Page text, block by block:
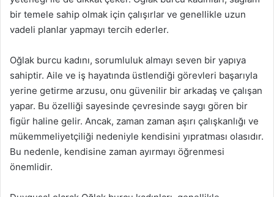
bir temele sahip olmak için çalışırlar ve genellikle uzun
vadeli planlar yapmayı tercih ederler.
Oğlak burcu kadını, sorumluluk almayı seven bir yapıya
sahiptir. Aile ve iş hayatında üstlendiği görevleri başarıyla
yerine getirme arzusu, onu güvenilir bir arkadaş ve çalışan
yapar. Bu özelliği sayesinde çevresinde saygı gören bir
figür haline gelir. Ancak, zaman zaman aşırı çalışkanlığı ve
mükemmeliyetçiliği nedeniyle kendisini yıpratması olasıdır.
Bu nedenle, kendisine zaman ayırmayı öğrenmesi
önemlidir.